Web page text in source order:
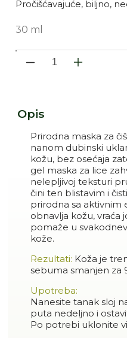
Pročišćavajuće, biljno,
30 ml
Smanji
Opis
Prirodna maska za
nanom dubinski
kožu, bez osećaja
gel maska za lice
nelepljivoj teksturi
čini ten blistavim i
prirodna sa aktivnim
obnavlja kožu, vraća
pomaže u
kože.
Rezultati: Koža je
sebuma smanjen za
Upotreba:
Nanesite tanak sloj
puta nedeljno i
Po potrebi uklonite